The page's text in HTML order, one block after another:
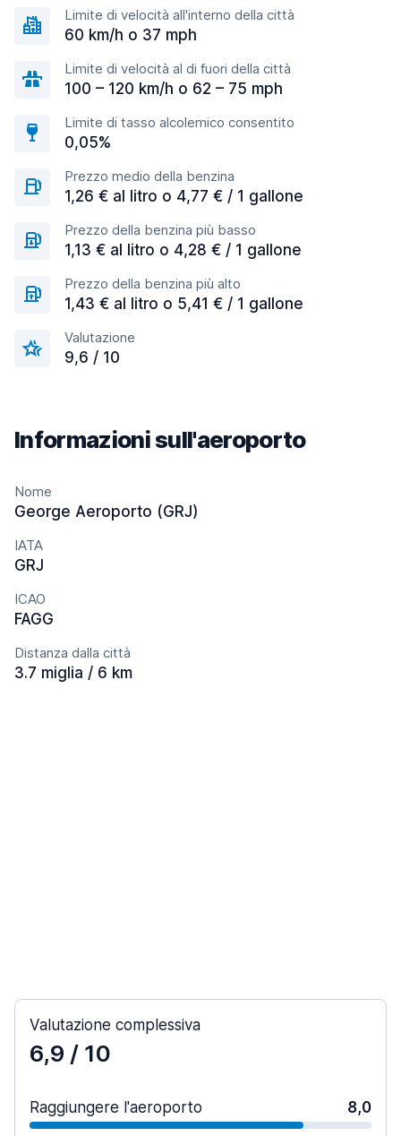
Limite di velocità all'interno della città
60 km/h o 37 mph
Limite di velocità al di fuori della città
100 – 120 km/h o 62 – 75 mph
Limite di tasso alcolemico consentito
0,05%
Prezzo medio della benzina
1,26 € al litro o 4,77 € / 1 gallone
Prezzo della benzina più basso
1,13 € al litro o 4,28 € / 1 gallone
Prezzo della benzina più alto
1,43 € al litro o 5,41 € / 1 gallone
Valutazione
9,6 / 10
Informazioni sull'aeroporto
Nome
George Aeroporto (GRJ)
IATA
GRJ
ICAO
FAGG
Distanza dalla città
3.7 miglia / 6 km
Valutazione complessiva
6,9 / 10
Raggiungere l'aeroporto 8,0